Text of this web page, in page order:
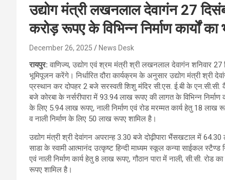
उद्योग मंत्री लखनलाल देवागंन 27
करोड़ रूपए के विभिन्न निर्माण कार्यों
December 26, 2025 News Desk
रायपुर:वाणिज्य, उद्योग एवं श्रम मंत्री श्री लखनलाल देवागंन शनिवार 27
भूमिपूजन करेंगे। निर्धारित दौरा कार्यक्रम के अनुसार उद्योग मंत्री श्री
प्रस्थान कर दोपहर 2 बजे सरस्वती शिशु मंदिर सी.एस. ई.बी के एन.सी.सी.
बजे कोरबा के नर्सरीपारा में 93.94 लाख रूपए की लागत के विभिन्न
के लिए 5.94 लाख रूपए, नाली निर्माण एवं रोड मरम्मत कार्य हेतु 18 लाख
व नाली निर्माण के लिए 50 लाख रूपए शामिल है।
उद्योग मंत्री श्री देवांगन अपरान्ह 3.30 बजे दोढ़ीपारा भैंसखटाल में 64.30
साडा के स्वामी आत्मानंद उत्कृष्ट हिन्दी माध्यम स्कूल कन्या साईकल
एवं नाली निर्माण कार्य हेतु 8 लाख रूपए, गौठान पारा में नाली, सी.सी.
रूपए शामिल है।